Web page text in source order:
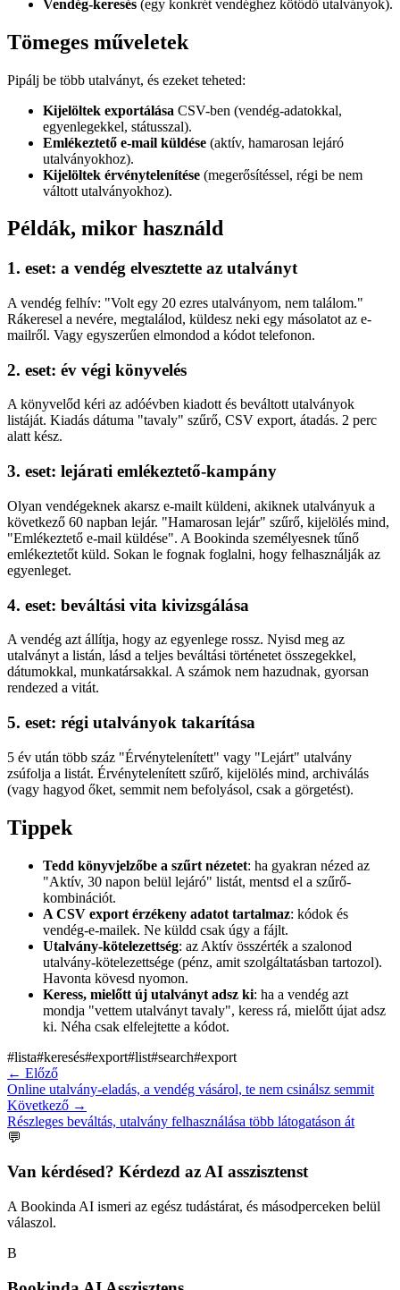
Vendég-keresés (egy konkrét vendéghez kötődő utalványok).
Tömeges műveletek
Pipálj be több utalványt, és ezeket teheted:
Kijelöltek exportálása CSV-ben (vendég-adatokkal,
egyenlegekkel, státusszal).
Emlékeztető e-mail küldése (aktív, hamarosan lejáró
utalványokhoz).
Kijelöltek érvénytelenítése (megerősítéssel, régi be nem
váltott utalványokhoz).
Példák, mikor használd
1. eset: a vendég elvesztette az utalványt
A vendég felhív: "Volt egy 20 ezres utalványom, nem találom."
Rákeresel a nevére, megtalálod, küldesz neki egy másolatot az e-
mailről. Vagy egyszerűen elmondod a kódot telefonon.
2. eset: év végi könyvelés
A könyvelőd kéri az adóévben kiadott és beváltott utalványok
listáját. Kiadás dátuma "tavaly" szűrő, CSV export, átadás. 2 perc
alatt kész.
3. eset: lejárati emlékeztető-kampány
Olyan vendégeknek akarsz e-mailt küldeni, akiknek utalványuk a
következő 60 napban lejár. "Hamarosan lejár" szűrő, kijelölés mind,
"Emlékeztető e-mail küldése". A Bookinda személyesnek tűnő
emlékeztetőt küld. Sokan le fognak foglalni, hogy felhasználják az
egyenleget.
4. eset: beváltási vita kivizsgálása
A vendég azt állítja, hogy az egyenlege rossz. Nyisd meg az
utalványt a listán, lásd a teljes beváltási történetet összegekkel,
dátumokkal, munkatársakkal. A számok nem hazudnak, gyorsan
rendezed a vitát.
5. eset: régi utalványok takarítása
5 év után több száz "Érvénytelenített" vagy "Lejárt" utalvány
zsúfolja a listát. Érvénytelenített szűrő, kijelölés mind, archiválás
(vagy hagyod őket, semmit nem befolyásol, csak a görgetést).
Tippek
Tedd könyvjelzőbe a szűrt nézetet: ha gyakran nézed az
"Aktív, 30 napon belül lejáró" listát, mentsd el a szűrő-
kombinációt.
A CSV export érzékeny adatot tartalmaz: kódok és
vendég-e-mailek. Ne küldd csak úgy a fájlt.
Utalvány-kötelezettség: az Aktív összérték a szalonod
utalvány-kötelezettsége (pénz, amit szolgáltatásban tartozol).
Havonta kövesd nyomon.
Keress, mielőtt új utalványt adsz ki: ha a vendég azt
mondja "vettem utalványt tavaly", keress rá, mielőtt újat adsz
ki. Néha csak elfelejtette a kódot.
#lista#keresés#export#list#search#export
← Előző
Online utalvány-eladás, a vendég vásárol, te nem csinálsz semmit
Következő →
Részleges beváltás, utalvány felhasználása több látogatáson át
💬
Van kérdésed? Kérdezd az AI asszisztenst
A Bookinda AI ismeri az egész tudástárat, és másodperceken belül
válaszol.
B